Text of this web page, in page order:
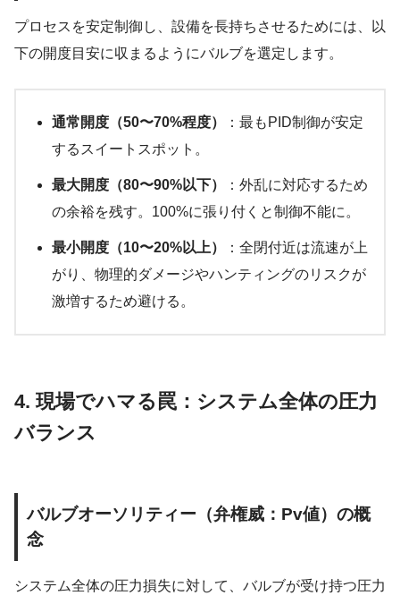
プロセスを安定制御し、設備を長持ちさせるためには、以
下の開度目安に収まるようにバルブを選定します。
通常開度（50〜70%程度）
：最もPID制御が安定
するスイートスポット。
最大開度（80〜90%以下）
：外乱に対応するため
の余裕を残す。100%に張り付くと制御不能に。
最小開度（10〜20%以上）
：全閉付近は流速が上
がり、物理的ダメージやハンティングのリスクが
激増するため避ける。
4. 現場でハマる罠：システム全体の圧力
バランス
バルブオーソリティー（弁権威：Pv値）の概
念
システム全体の圧力損失に対して、バルブが受け持つ圧力